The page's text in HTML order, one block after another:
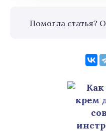
Помогла статья?